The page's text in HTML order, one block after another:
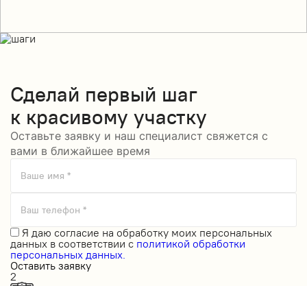
Сделай первый шаг
к красивому участку
Оставьте заявку и наш специалист свяжется с
вами в ближайшее время
Ваше имя *
Ваш телефон *
Я даю согласие на обработку моих персональных
данных в соответствии с политикой обработки
персональных данных.
Оставить заявку
2